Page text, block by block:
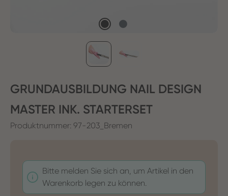
GRUNDAUSBILDUNG NAIL DESIGN
MASTER INK. STARTERSET
Produktnummer: 97-203_Bremen
Bitte melden Sie sich an, um Artikel in den
Warenkorb legen zu können.